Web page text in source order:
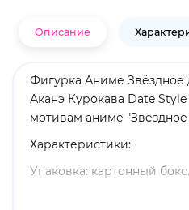
Описание
Фигурка Аниме Звёздное
Аканэ Курокава Date
мотивам аниме "Звездное
Характеристики:
Упаковка: картонный бокс.